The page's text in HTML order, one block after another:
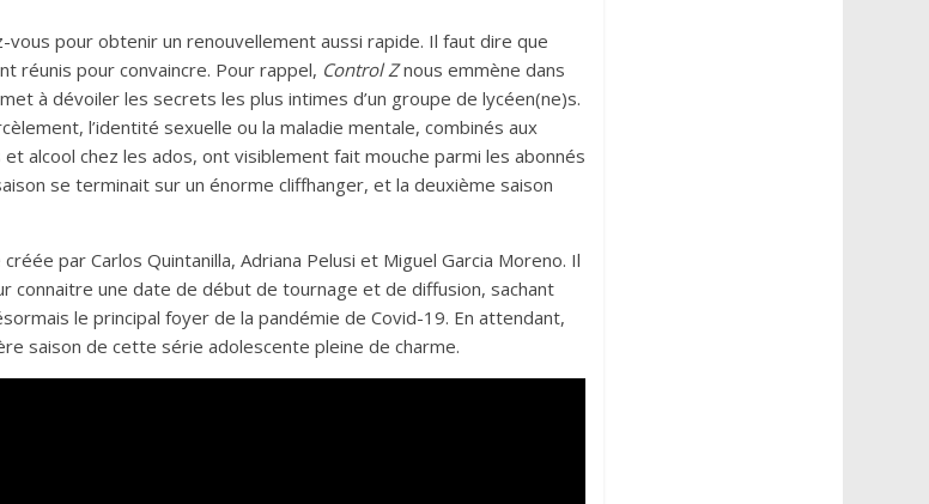
pour obtenir un renouvellement aussi rapide. Il faut dire que
réunis pour convaincre. Pour rappel, Control Znous emmène dans
à dévoiler les secrets les plus intimes d’un groupe de lycéen(ne)s.
l’identité sexuelle ou la maladie mentale, combinés aux
alcool chez les ados, ont visiblement fait mouche parmi les abonnés
se terminait sur un énorme cliffhanger, et la deuxième saison
par Carlos Quintanilla, Adriana Pelusi et Miguel Garcia Moreno. Il
connaitre une date de début de tournage et de diffusion, sachant
le principal foyer de la pandémie de Covid-19. En attendant,
saison de cette série adolescente pleine de charme.